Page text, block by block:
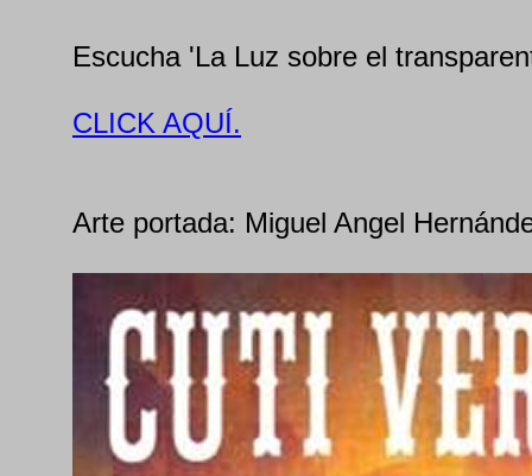
Escucha 'La Luz sobre el
CLICK AQUÍ.
Arte portada: Miguel Angel